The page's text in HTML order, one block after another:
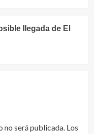
llegada de El
será publicada. Los